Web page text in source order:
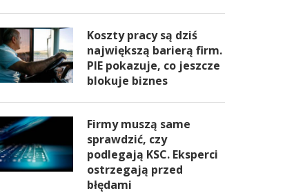
Koszty pracy są dziś
największą barierą firm.
PIE pokazuje, co jeszcze
blokuje biznes
Firmy muszą same
sprawdzić, czy
podlegają KSC. Eksperci
ostrzegają przed
błędami